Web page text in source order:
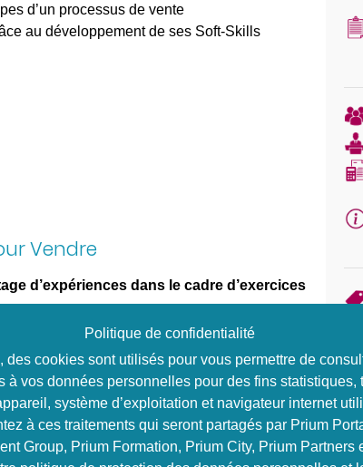
d’un processus de vente
au développement de ses Soft-Skills
Vendre
d’expériences dans le cadre d’exercices
jeux de rôles
et authentique pour entraîner avec soi
de confort, les partenaires amicaux
Politique de confidentialité
des cookies sont utilisés pour vous permettre de
à vos données personnelles pour des fins
système d’exploitation et navigateur internet
à ces traitements qui seront partagés par Prium
Group, Prium Formation, Prium City, Prium Partners